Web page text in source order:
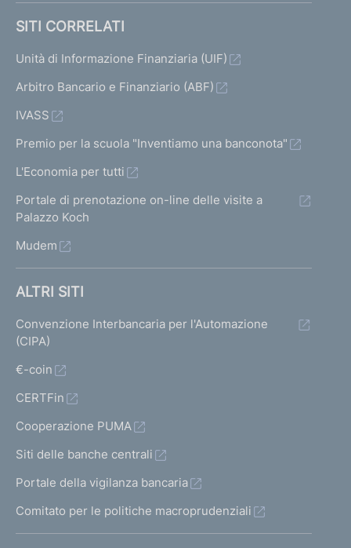
SITI CORRELATI
Unità di Informazione Finanziaria (UIF)
Arbitro Bancario e Finanziario (ABF)
IVASS
Premio per la scuola "Inventiamo una banconota"
L'Economia per tutti
Portale di prenotazione on-line delle visite a
Palazzo Koch
Mudem
ALTRI SITI
Convenzione Interbancaria per l'Automazione
(CIPA)
€-coin
CERTFin
Cooperazione PUMA
Siti delle banche centrali
Portale della vigilanza bancaria
Comitato per le politiche macroprudenziali